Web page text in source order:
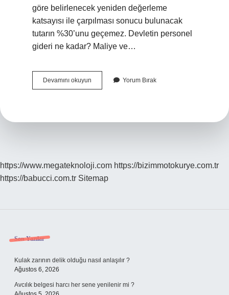
göre belirlenecek yeniden değerleme
katsayısı ile çarpılması sonucu bulunacak
tutarın %30’unu geçemez. Devletin personel
gideri ne kadar? Maliye ve…
Devamını okuyun Personel
Giderleri
Yorum Bırak
https://www.megateknoloji.com https://bizimmotokurye.com.tr
https://babucci.com.tr Sitemap
Sidebar
Son Yazılar
Kulak zarının delik olduğu nasıl anlaşılır ?
Ağustos 6, 2026
Avcılık belgesi harcı her sene yenilenir mi ?